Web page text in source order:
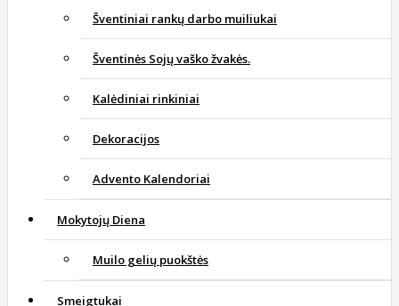
Šventiniai rankų darbo muiliukai
Šventinės Sojų vaško žvakės.
Kalėdiniai rinkiniai
Dekoracijos
Advento Kalendoriai
Mokytojų Diena
Muilo gelių puokštės
Smeigtukai